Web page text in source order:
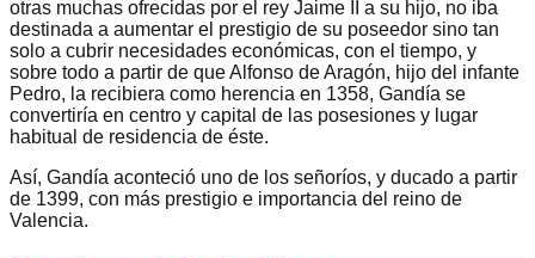
otras muchas ofrecidas por el rey Jaime II a su hijo, no iba
destinada a aumentar el prestigio de su poseedor sino tan
solo a cubrir necesidades económicas, con el tiempo, y
sobre todo a partir de que Alfonso de Aragón, hijo del infante
Pedro, la recibiera como herencia en 1358, Gandía se
convertiría en centro y capital de las posesiones y lugar
habitual de residencia de éste.
Así, Gandía aconteció uno de los señoríos, y ducado a partir
de 1399, con más prestigio e importancia del reino de
Valencia.